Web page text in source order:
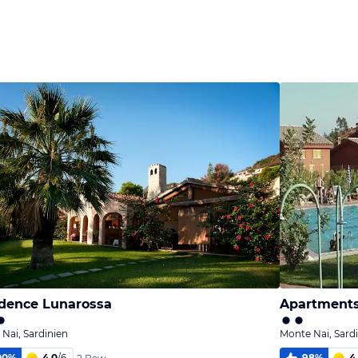
Lunarossa
Sardinien
Monte Nai,